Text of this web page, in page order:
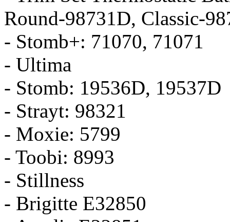
Round-98731D, Classic-
- Stomb+: 71070, 71071
- Ultima
- Stomb: 19536D, 19537D
- Strayt: 98321
- Moxie: 5799
- Toobi: 8993
- Stillness
- Brigitte E32850